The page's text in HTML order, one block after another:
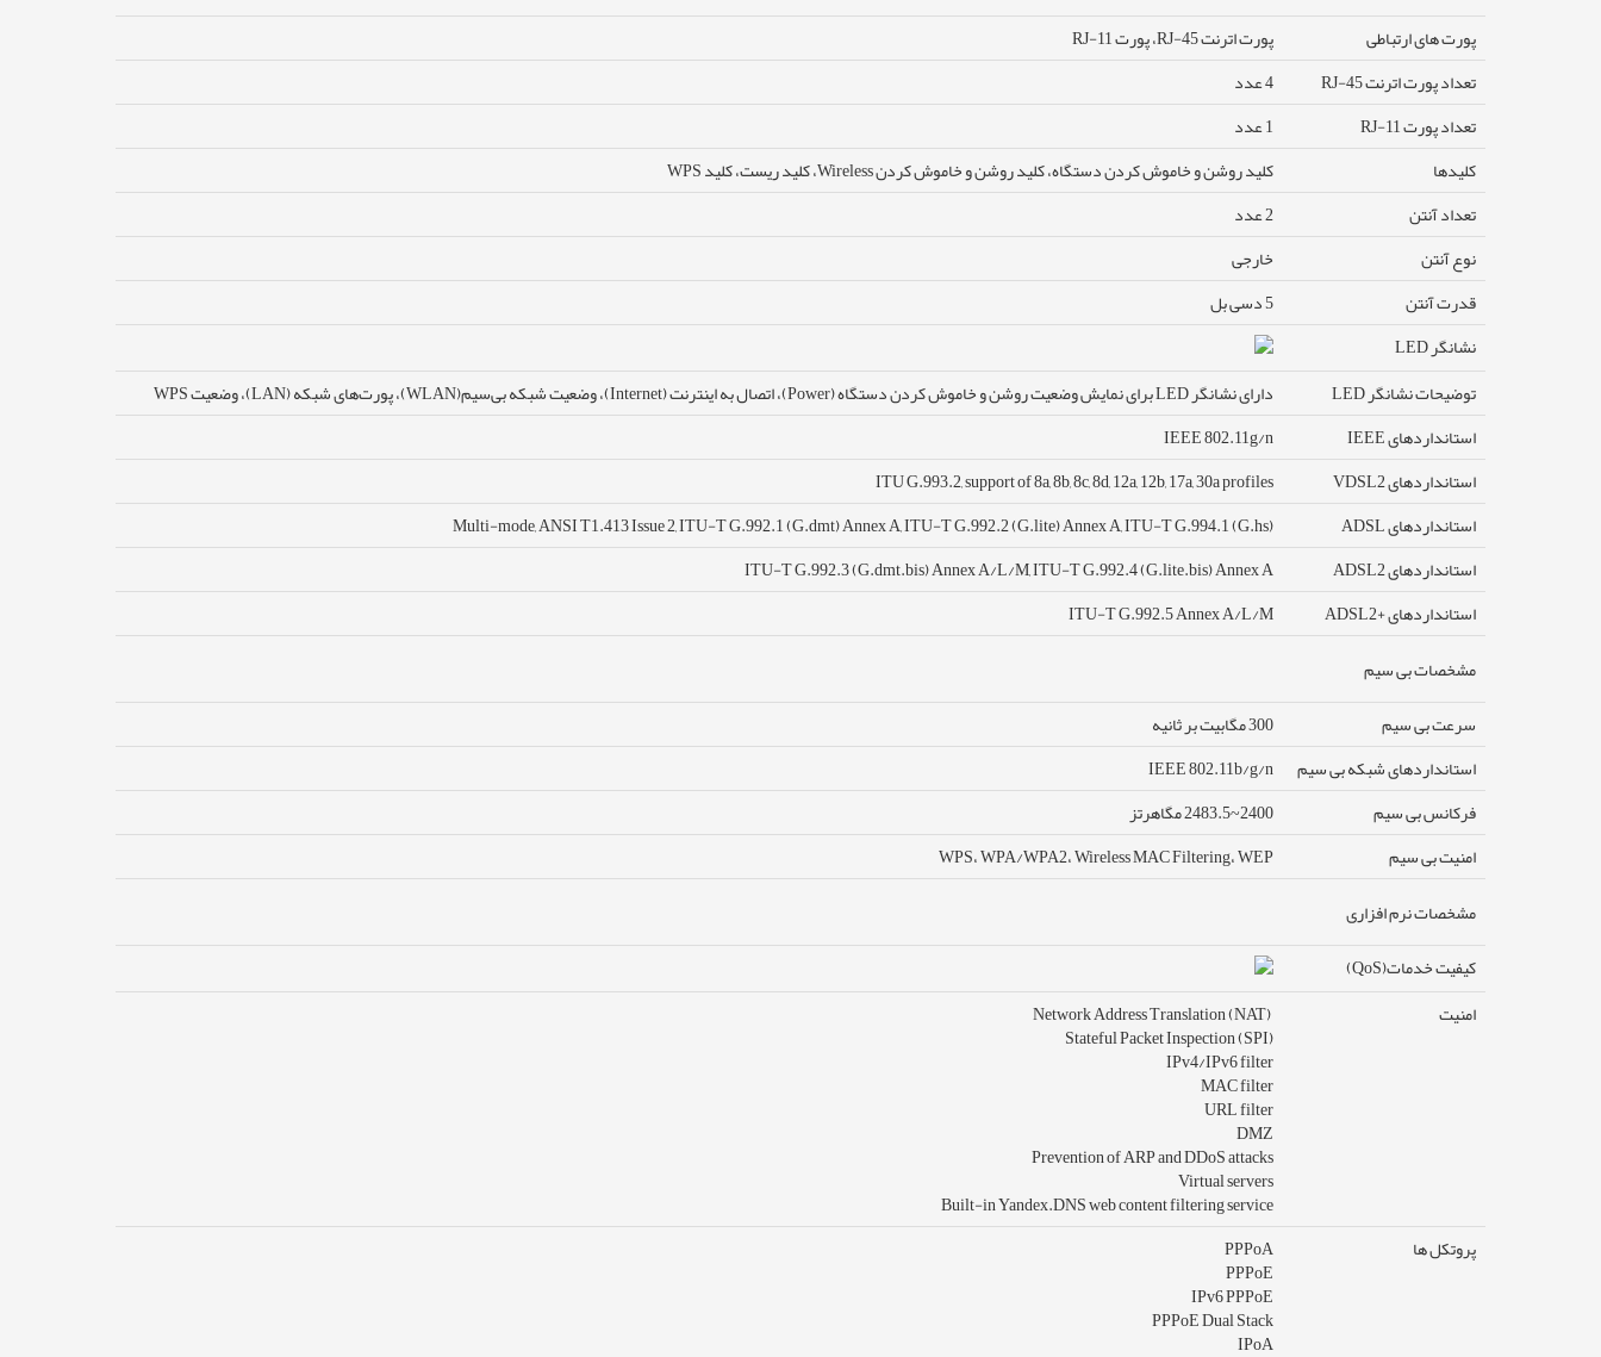
پورت های ارتباطی
پورت اترنت RJ-45، پورت RJ-11
تعداد پورت اترنت RJ-45
4 عدد
تعداد پورت RJ-11
1 عدد
کلیدها
کلید روشن و خاموش کردن دستگاه، کلید روشن و خاموش کردن Wireless، کلید ریست، کلید WPS
تعداد آنتن
2 عدد
نوع آنتن
خارجی
قدرت آنتن
5 دسی بل
نشانگر LED
توضیحات نشانگر LED
دارای نشانگر LED برای نمایش وضعیت روشن و خاموش کردن دستگاه (Power)، اتصال به اینترنت (Internet)، وضعیت شبکه بی‌سیم(WLAN)، پورت‌های شبکه (LAN)، وضعیت WPS
استانداردهای IEEE
IEEE 802.11g/n
استانداردهای VDSL2
ITU G.993.2, support of 8a, 8b, 8c, 8d, 12a, 12b, 17a, 30a profiles
استانداردهای ADSL
Multi-mode, ANSI T1.413 Issue 2, ITU-T G.992.1 (G.dmt) Annex A, ITU-T G.992.2 (G.lite) Annex A, ITU-T G.994.1 (G.hs)
استانداردهای ADSL2
ITU-T G.992.3 (G.dmt.bis) Annex A/L/M, ITU-T G.992.4 (G.lite.bis) Annex A
استانداردهای +ADSL2
ITU-T G.992.5 Annex A/L/M
مشخصات بی سیم
سرعت بی سیم
300 مگابیت بر ثانیه
استانداردهای شبکه بی سیم
IEEE 802.11b/g/n
فرکانس بی سیم
2400~2483.5 مگاهرتز
امنیت بی سیم
WPS، WPA/WPA2، Wireless MAC Filtering، WEP
مشخصات نرم افزاری
کیفیت خدمات(QoS)
امنیت
Stateful Packet Inspection (SPI)
IPv4/IPv6 filter
MAC filter
URL filter
DMZ
Prevention of ARP and DDoS attacks
Virtual servers
Built-in Yandex.DNS web content filtering service
پروتکل ها
PPPoA
PPPoE
IPv6 PPPoE
PPPoE Dual Stack
IPoA